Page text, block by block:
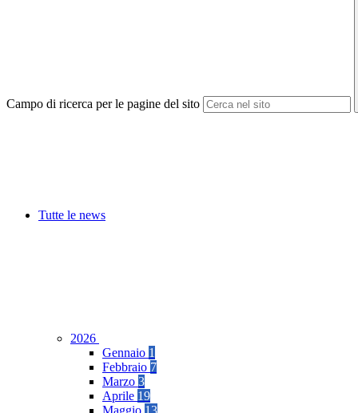
Campo di ricerca per le pagine del sito
Tutte le news
2026
Gennaio 1
Febbraio 7
Marzo 3
Aprile 19